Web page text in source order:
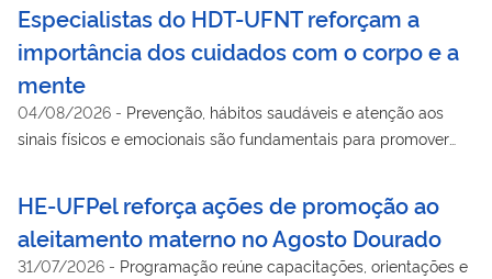
Especialistas do HDT-UFNT reforçam a
importância dos cuidados com o corpo e a
mente
04/08/2026 - Prevenção, hábitos saudáveis e atenção aos
sinais físicos e emocionais são fundamentais para promover
HE-UFPel reforça ações de promoção ao
aleitamento materno no Agosto Dourado
31/07/2026 - Programação reúne capacitações, orientações e